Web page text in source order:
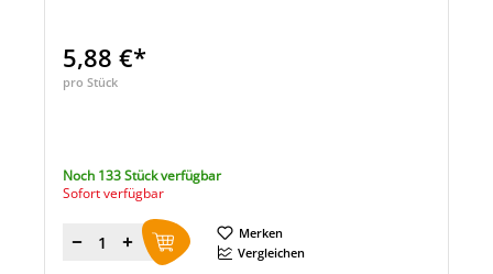
5,88 €*
pro Stück
Noch 133 Stück verfügbar
Sofort verfügbar
Menge
Merken
Vergleichen